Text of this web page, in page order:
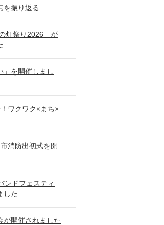
を振り返る
灯祭り2026」が
」を開催しまし
ワクワク×まち×
消防出初式を開
ンドフェスティ
した
が開催されました